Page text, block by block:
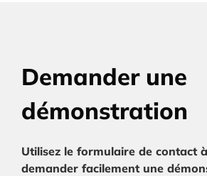
Demander une
démonstration
Utilisez le formulaire de contact
demander facilement une